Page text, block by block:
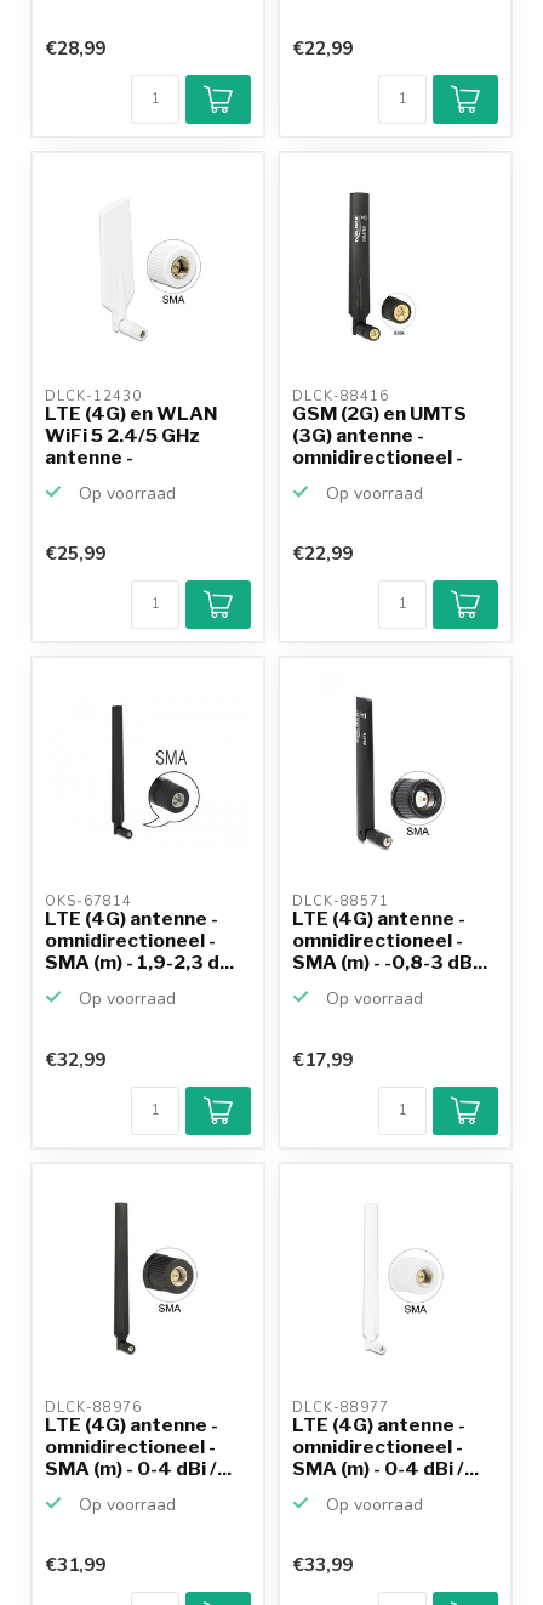
€28,99 €22,99
DLCK-12430
LTE (4G) en WLAN
WiFi 5 2.4/5 GHz
antenne -
Op voorraad
€25,99
DLCK-88416
GSM (2G) en UMTS
(3G) antenne -
omnidirectioneel -
Op voorraad
€22,99
OKS-67814
LTE (4G) antenne -
omnidirectioneel -
SMA (m) - 1,9-2,3 d...
Op voorraad
€32,99
DLCK-88571
LTE (4G) antenne -
omnidirectioneel -
SMA (m) - -0,8-3 dB...
Op voorraad
€17,99
DLCK-88976
LTE (4G) antenne -
omnidirectioneel -
SMA (m) - 0-4 dBi /...
Op voorraad
€31,99
DLCK-88977
LTE (4G) antenne -
omnidirectioneel -
SMA (m) - 0-4 dBi /...
Op voorraad
€33,99